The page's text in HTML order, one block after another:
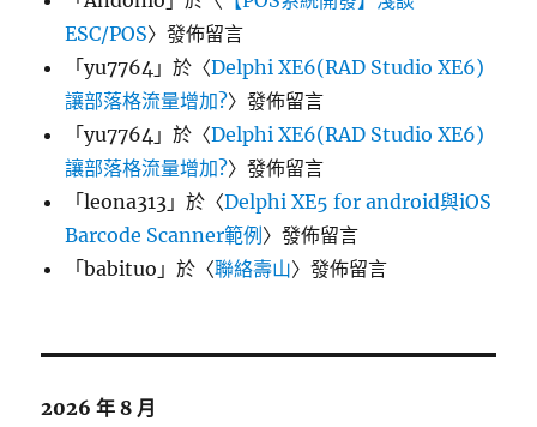
ESC/POS〉發佈留言
「yu7764 」於〈Delphi XE6(RAD Studio XE6)
讓部落格流量增加?〉發佈留言
「yu7764 」於〈Delphi XE6(RAD Studio XE6)
讓部落格流量增加?〉發佈留言
「leona313 」於〈Delphi XE5 for android與iOS
Barcode Scanner範例 〉發佈留言
「babituo 」於〈聯絡壽山〉發佈留言
2026 年 8 月